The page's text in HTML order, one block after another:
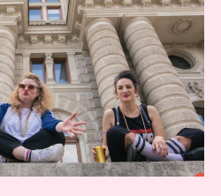
SHOP
UNS
PRESSE
& BOOKING
INFO Menü